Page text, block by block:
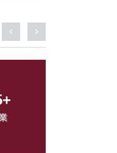
+